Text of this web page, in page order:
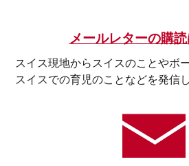
メールレターの購
スイス現地からスイスのことやボ
スイスでの育児のことなどを発信